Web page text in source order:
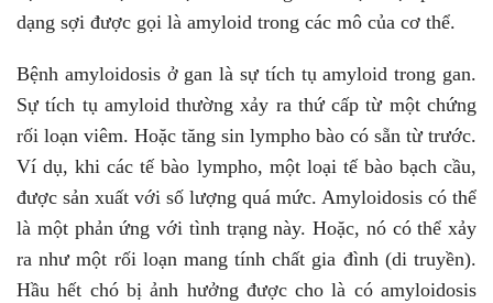
dạng sợi được gọi là amyloid trong các mô của cơ thể.
Bệnh amyloidosis ở gan là sự tích tụ amyloid trong gan.
Sự tích tụ amyloid thường xảy ra thứ cấp từ một chứng
rối loạn viêm. Hoặc tăng sin lympho bào có sẵn từ trước.
Ví dụ, khi các tế bào lympho, một loại tế bào bạch cầu,
được sản xuất với số lượng quá mức. Amyloidosis có thể
là một phản ứng với tình trạng này. Hoặc, nó có thể xảy
ra như một rối loạn mang tính chất gia đình (di truyền).
Hầu hết chó bị ảnh hưởng được cho là có amyloidosis